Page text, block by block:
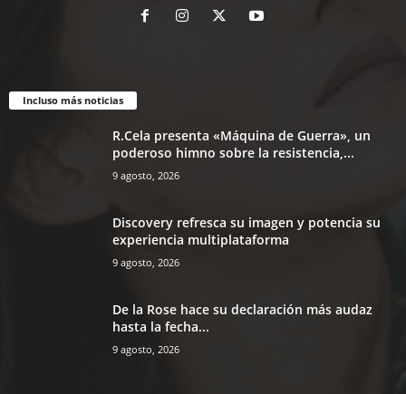
Incluso más noticias
R.Cela presenta «Máquina de Guerra», un
poderoso himno sobre la resistencia,...
9 agosto, 2026
Discovery refresca su imagen y potencia su
experiencia multiplataforma
9 agosto, 2026
De la Rose hace su declaración más audaz
hasta la fecha...
9 agosto, 2026